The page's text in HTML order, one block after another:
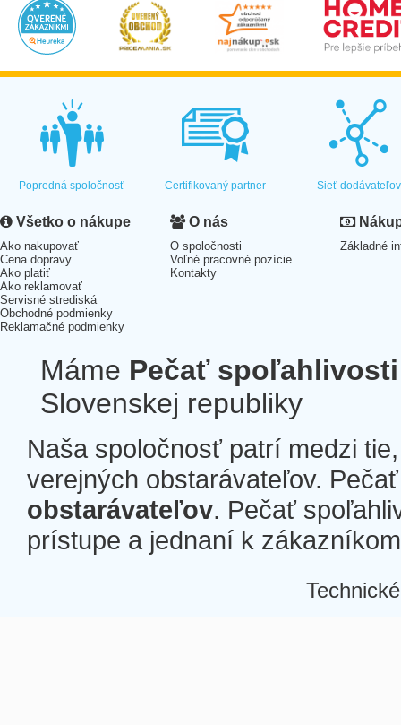
Popredná spoločnosť Certifikovaný partner Sieť dodávateľov
Všetko o nákupe
Ako nakupovať
Cena dopravy
Ako platiť
Ako reklamovať
Servisné strediská
Obchodné podmienky
Reklamačné podmienky
O nás
O spoločnosti
Voľné pracovné pozície
Kontakty
Základné
Máme Pečať spoľahlivosti
Slovenskej republiky
Naša spoločnosť patrí medzi
verejných obstarávateľov.
obstarávateľov. Pečať
prístupe a jednaní k